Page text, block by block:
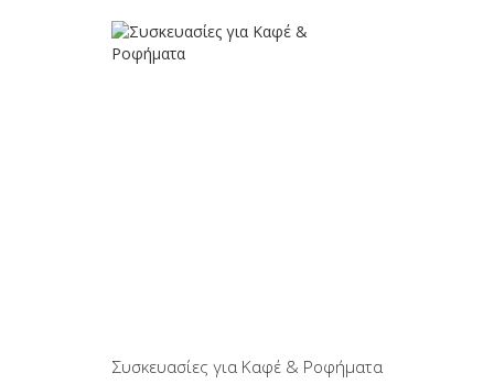
Συσκευασίες για Καφέ & Ροφήματα